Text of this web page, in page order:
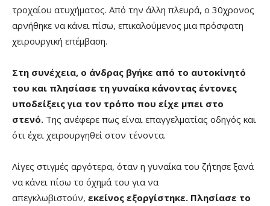
τροχαίου ατυχήματος. Από την άλλη πλευρά, ο 30χρονος
αρνήθηκε να κάνει πίσω, επικαλούμενος μια πρόσφατη
χειρουργική επέμβαση.
Στη συνέχεια, ο άνδρας βγήκε από το αυτοκίνητό
του και πλησίασε τη γυναίκα κάνοντας έντονες
υποδείξεις για τον τρόπο που είχε μπει στο
στενό. Της ανέφερε πως είναι επαγγελματίας οδηγός και
ότι έχει χειρουργηθεί στον τένοντα.
Λίγες στιγμές αργότερα, όταν η γυναίκα του ζήτησε ξανά
να κάνει πίσω το όχημά του για να
απεγκλωβιστούν, εκείνος εξοργίστηκε. Πλησίασε το